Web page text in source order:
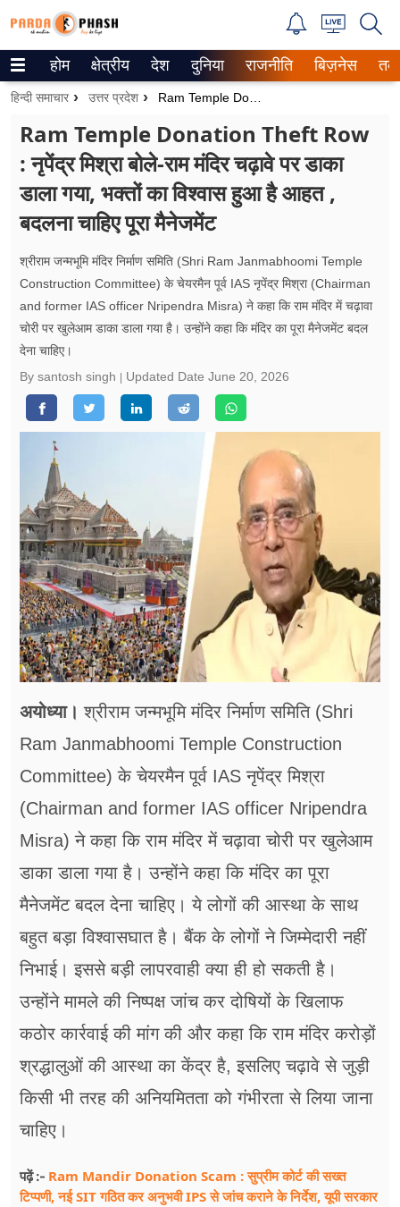
Trending on Google News
वेब स्टोरीज
उत्तर प्रदेश
वीडियो
रिलेशनशिप
फूड
जॉब्स
शिक्षा
अन्य खबरें
होम क्षेत्रीय देश दुनिया राजनीति बिज़नेस
हिन्दी समाचार उत्तर प्रदेश
Ram Temple Donation Theft Row
: नृपेंद्र मिश्रा बोले-राम मंदिर चढ़ावे पर डाका
डाला गया, भक्तों का विश्वास हुआ है आहत ,
बदलना चाहिए पूरा मैनेजमेंट
श्रीराम जन्मभूमि मंदिर निर्माण समिति (Shri Ram Janmabhoomi Temple
Construction Committee) के चेयरमैन पूर्व IAS नृपेंद्र मिश्रा (Chairman
and former IAS officer Nripendra Misra) ने कहा कि राम मंदिर में चढ़ावा
चोरी पर खुलेआम डाका डाला गया है। उन्होंने कहा कि मंदिर का पूरा मैनेजमेंट बदल
देना चाहिए।
By santosh singh
Updated Date June 20, 2026
अयोध्या। श्रीराम जन्मभूमि मंदिर निर्माण समिति (Shri
Ram Janmabhoomi Temple Construction
Committee) के चेयरमैन पूर्व IAS नृपेंद्र मिश्रा
(Chairman and former IAS officer Nripendra
Misra) ने कहा कि राम मंदिर में चढ़ावा चोरी पर खुलेआम
डाका डाला गया है। उन्होंने कहा कि मंदिर का पूरा
मैनेजमेंट बदल देना चाहिए। ये लोगों की आस्था के साथ
बहुत बड़ा विश्वासघात है। बैंक के लोगों ने जिम्मेदारी नहीं
निभाई। इससे बड़ी लापरवाही क्या ही हो सकती है।
उन्होंने मामले की निष्पक्ष जांच कर दोषियों के खिलाफ
कठोर कार्रवाई की मांग की और कहा कि राम मंदिर करोड़ों
श्रद्धालुओं की आस्था का केंद्र है, इसलिए चढ़ावे से जुड़ी
किसी भी तरह की अनियमितता को गंभीरता से लिया जाना
चाहिए।
पढ़ें :- Ram Mandir Donation Scam : सुप्रीम कोर्ट की सख्त
टिप्पणी, नई SIT गठित कर अनुभवी IPS से जांच कराने के निर्देश, यूपी सरकार